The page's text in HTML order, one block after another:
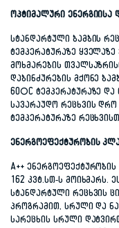
ოპტიმალური ენერგიისა
სტანდარტული ბამბის
ტემპერატურაზე
მოხმარების
დაბინძურების მქონე
60°C ტემპერატურაზე
სავარაუდო რეცხვის
ტემპერატურაზე
ენერგოეფექტურობის
A++ ენერგოეფექტურობის
162 კვტ.სთ-ს მოიხმარს.
სტანდარტული რეცხვის
პროგრამით, სრული და
სარეცხის სრული